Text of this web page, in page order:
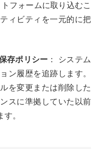
フォームに取り込むこ
ィビティを一元的に把
存ポリシー ： システム
ン履歴を追跡します。
を変更または削除した
スに準拠していた以前
。